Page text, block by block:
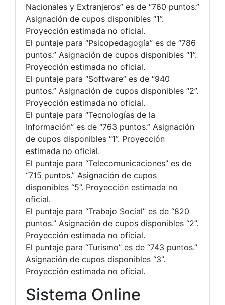
Nacionales y Extranjeros” es de “760 puntos.”
Asignación de cupos disponibles “1”.
Proyección estimada no oficial.
El puntaje para “Psicopedagogía” es de “786
puntos.” Asignación de cupos disponibles “1”.
Proyección estimada no oficial.
El puntaje para “Software” es de “940
puntos.” Asignación de cupos disponibles “2”.
Proyección estimada no oficial.
El puntaje para “Tecnologías de la
Información” es de “763 puntos.” Asignación
de cupos disponibles “1”. Proyección
estimada no oficial.
El puntaje para “Telecomunicaciones” es de
“715 puntos.” Asignación de cupos
disponibles “5”. Proyección estimada no
oficial.
El puntaje para “Trabajo Social” es de “820
puntos.” Asignación de cupos disponibles “2”.
Proyección estimada no oficial.
El puntaje para “Turismo” es de “743 puntos.”
Asignación de cupos disponibles “3”.
Proyección estimada no oficial.
Sistema Online